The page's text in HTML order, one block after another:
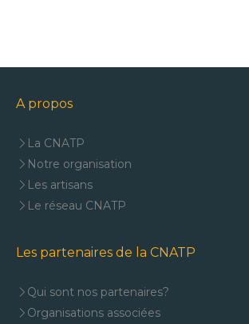
A propos
La CNATP
Notre organisation
Les artisans
Le réseau CNATP
Les partenaires de la CNATP
Qui sont nos partenaires?
Organisations associées